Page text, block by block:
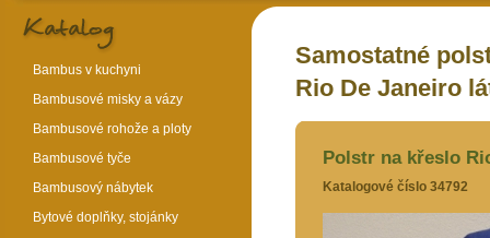
Samostatné
Rio De Janeiro
Polstr na křeslo
Katalogové číslo 34792
Bambus v kuchyni
Bambusové misky a vázy
Bambusové rohože a ploty
Bambusové tyče
Bambusový nábytek
Bytové doplňky, stojánky